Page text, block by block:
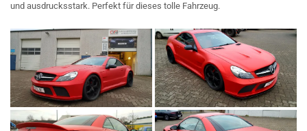
und ausdrucksstark. Perfekt für dieses tolle Fahrzeug.